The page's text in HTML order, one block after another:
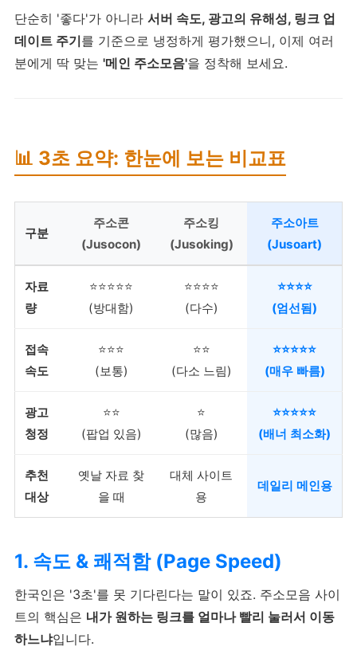
단순히 '좋다'가 아니라 서버 속도, 광고의 유해성, 링크 업
데이트 주기를 기준으로 냉정하게 평가했으니, 이제 여러
분에게 딱 맞는 '메인 주소모음'을 정착해 보세요.
📊 3초 요약: 한눈에 보는 비교표
구분
주소콘
(Jusocon)
주소킹
(Jusoking)
주소아트
(Jusoart)
자료
량
⭐⭐⭐⭐⭐
(방대함)
⭐⭐⭐⭐
(다수)
⭐⭐⭐⭐
(엄선됨)
접속
속도
⭐⭐⭐
(보통)
⭐⭐
(다소 느림)
⭐⭐⭐⭐⭐
(매우 빠름)
광고
청정
⭐⭐
(팝업 있음)
⭐
(많음)
⭐⭐⭐⭐⭐
(배너 최소화)
추천
대상
옛날 자료 찾
을 때
대체 사이트
용
데일리 메인용
1. 속도 & 쾌적함 (Page Speed)
한국인은 '3초'를 못 기다린다는 말이 있죠. 주소모음 사이
트의 핵심은 내가 원하는 링크를 얼마나 빨리 눌러서 이동
하느냐입니다.